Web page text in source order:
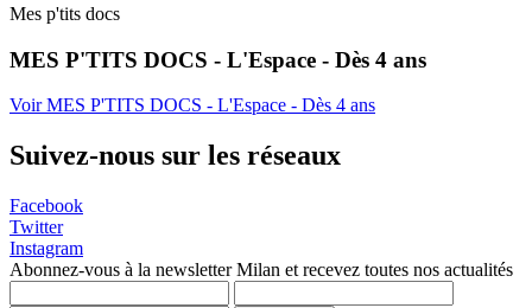
Mes p'tits docs
MES P'TITS DOCS - L'Espace - Dès 4 ans
Voir MES P'TITS DOCS - L'Espace - Dès 4 ans
Suivez-nous sur les réseaux
Facebook
Twitter
Instagram
Abonnez-vous à la newsletter Milan et recevez toutes nos actualités